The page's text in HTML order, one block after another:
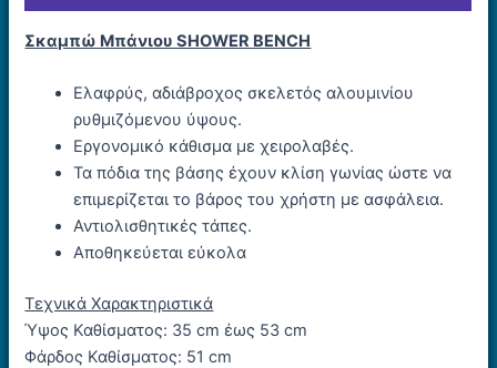
Σκαμπώ Μπάνιου SHOWER BENCH
Ελαφρύς, αδιάβροχος σκελετός αλουµινίου
ρυθµιζόµενου ύψους.
Εργονοµικό κάθισµα µε χειρολαβές.
Τα πόδια της βάσης έχουν κλίση γωνίας ώστε να
επιµερίζεται το βάρος του χρήστη µε ασφάλεια.
Αντιολισθητικές τάπες.
Αποθηκεύεται εύκολα
Τεχνικά Χαρακτηριστικά
Ύψος Καθίσματος: 35 cm έως 53 cm
Φάρδος Καθίσματος: 51 cm